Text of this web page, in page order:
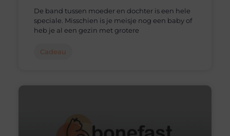
De band tussen moeder en dochter is een hele
speciale. Misschien is je meisje nog een baby of
heb je al een gezin met grotere
Cadeau